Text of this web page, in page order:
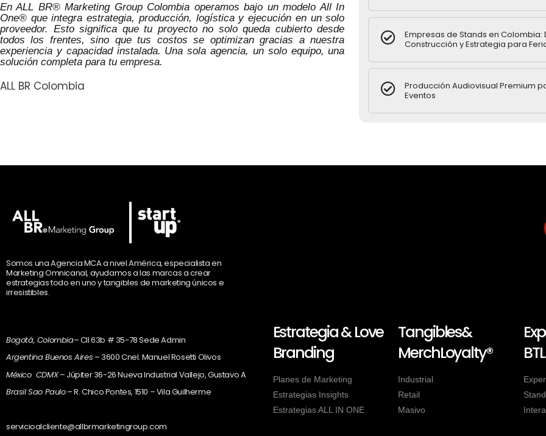
En ALL BR® Marketing Group Colombia operamos bajo un modelo All In
One® que integra estrategia, producción, logística y ejecución en un solo
proveedor. Esto significa que tu proyecto no solo queda cubierto desde
todos los frentes, sino que tus costos se optimizan gracias a nuestra
experiencia y capacidad instalada. Una sola agencia, un solo equipo, una
solución completa para tu empresa.
ALL BR Colombia
Empresas de Stands en Colombia:
Construcción y Estrategia para
Producción Audiovisual Premium
Eventos
Somos una Agencia MCA a nivel América, especialista en
Marketing Omnicanal, ayudamos a las marcas a crear
estrategias todo en uno y tangibles de marketing únicos e
irresistibles.
Bogotá, Colombia– Cll 63b # 35-78 Sede Admin
Argentina Buenos Aires – 3600 Cnel. Manuel Rosetti Olivos
México CDMX– Júpiter 36-26 Nueva Industrial Vallejo, Gustavo A
Brasil Sao Paulo– R. Chico Pontes, 1510 – Vila Guilherme
servicioalcliente@allbrmarketingroup.com
Estrategia & Love
Branding
Planes de Marketing
Estrategias Insights
Estrategias ALL IN ONE
Tangibles&
MerchLoyalty®
Industrial
Retail
Masivo
BTL